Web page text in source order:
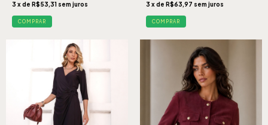
3 x de R$53,31 sem juros
COMPRAR
3 x de R$63,97 sem juros
COMPRAR